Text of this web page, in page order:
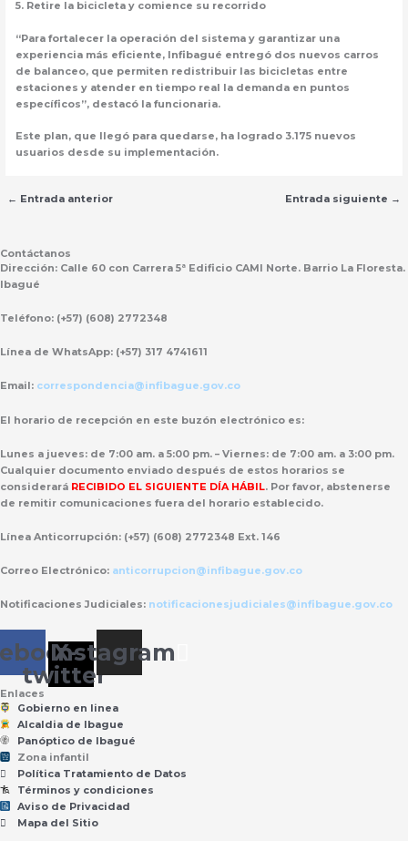
5. Retire la bicicleta y comience su recorrido
“Para fortalecer la operación del sistema y garantizar una
experiencia más eficiente, Infibagué entregó dos nuevos carros
de balanceo, que permiten redistribuir las bicicletas entre
estaciones y atender en tiempo real la demanda en puntos
específicos”, destacó la funcionaria.
Este plan, que llegó para quedarse, ha logrado 3.175 nuevos
usuarios desde su implementación.
← Entrada anterior Entrada siguiente →
Contáctanos
Dirección: Calle 60 con Carrera 5ª Edificio CAMI Norte. Barrio La Floresta.
Ibagué
Teléfono: (+57) (608) 2772348
Línea de WhatsApp: (+57) 317 4741611
Email: correspondencia@infibague.gov.co
El horario de recepción en este buzón electrónico es:
Lunes a jueves: de 7:00 am. a 5:00 pm. – Viernes: de 7:00 am. a 3:00 pm.
Cualquier documento enviado después de estos horarios se
considerará RECIBIDO EL SIGUIENTE DÍA HÁBIL. Por favor, abstenerse
de remitir comunicaciones fuera del horario establecido.
Línea Anticorrupción: (+57) (608) 2772348 Ext. 146
Correo Electrónico: anticorrupcion@infibague.gov.co
Notificaciones Judiciales: notificacionesjudiciales@infibague.gov.co
X-
twitter
Instagram
Enlaces
Gobierno en linea
Alcaldia de Ibague
Panóptico de Ibagué
Zona infantil
Política Tratamiento de Datos
Términos y condiciones
Aviso de Privacidad
Mapa del Sitio